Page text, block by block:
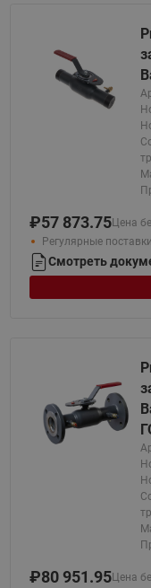
₽57 873.75Цена
Регулярные поставки
Смотреть
₽80 951.95Цена